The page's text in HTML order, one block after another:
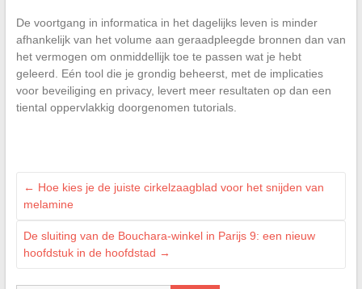
De voortgang in informatica in het dagelijks leven is minder
afhankelijk van het volume aan geraadpleegde bronnen dan van
het vermogen om onmiddellijk toe te passen wat je hebt
geleerd. Eén tool die je grondig beheerst, met de implicaties
voor beveiliging en privacy, levert meer resultaten op dan een
tiental oppervlakkig doorgenomen tutorials.
← Hoe kies je de juiste cirkelzaagblad voor het snijden van
melamine
De sluiting van de Bouchara-winkel in Parijs 9: een nieuw
hoofdstuk in de hoofdstad →